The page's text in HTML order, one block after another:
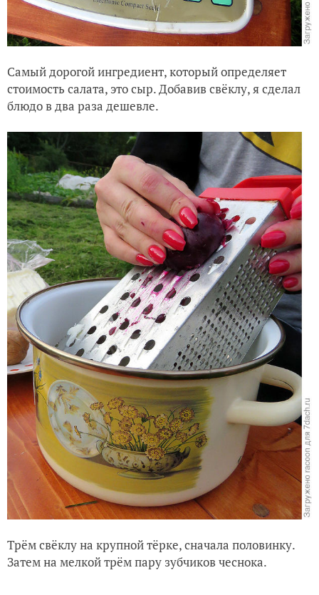
Самый дорогой ингредиент, который определяет
стоимость салата, это сыр. Добавив свёклу,я сделал
блюдо в два раза дешевле.
Трём свёклу на крупной тёрке, сначала половинку.
Затем на мелкой трём пару зубчиков чеснока.